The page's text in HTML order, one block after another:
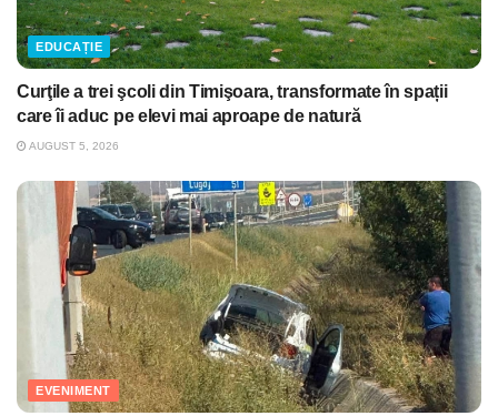
EDUCAȚIE
Curţile a trei şcoli din Timişoara, transformate în spații
care îi aduc pe elevi mai aproape de natură
AUGUST 5, 2026
EVENIMENT